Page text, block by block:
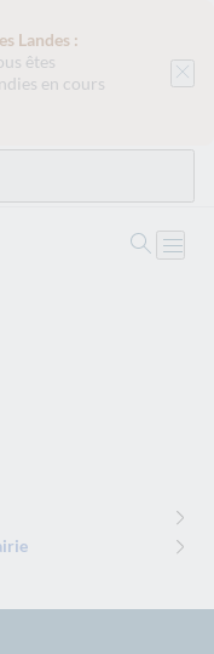
Landes :
êtes
en cours